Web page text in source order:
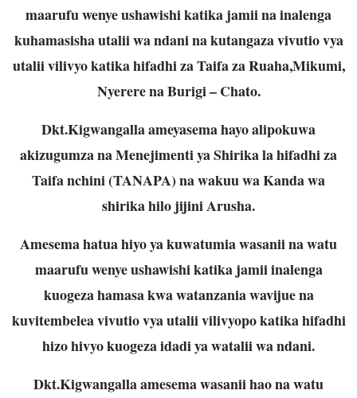
maarufu wenye ushawishi katika jamii na inalenga
kuhamasisha utalii wa ndani na kutangaza vivutio vya
utalii vilivyo katika hifadhi za Taifa za Ruaha,Mikumi,
Nyerere na Burigi – Chato.
Dkt.Kigwangalla ameyasema hayo alipokuwa
akizugumza na Menejimenti ya Shirika la hifadhi za
Taifa nchini (TANAPA) na wakuu wa Kanda wa
shirika hilo jijini Arusha.
Amesema hatua hiyo ya kuwatumia wasanii na watu
maarufu wenye ushawishi katika jamii inalenga
kuogeza hamasa kwa watanzania wavijue na
kuvitembelea vivutio vya utalii vilivyopo katika hifadhi
hizo hivyo kuogeza idadi ya watalii wa ndani.
Dkt.Kigwangalla amesema wasanii hao na watu